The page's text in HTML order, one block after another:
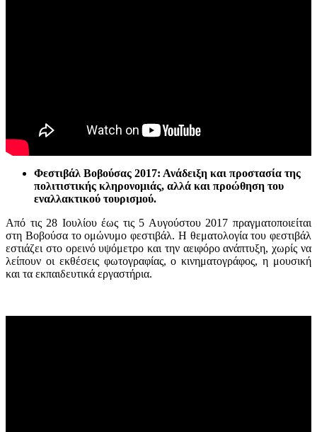
Φεστιβάλ Βοβούσας 2017: Ανάδειξη και προστασία της
πολιτιστικής κληρονομιάς, αλλά και προώθηση του
εναλλακτικού τουρισμού.
Από τις 28 Ιουλίου έως τις 5 Αυγούστου 2017 πραγματοποιείται
στη Βοβούσα το ομώνυμο φεστιβάλ. Η θεματολογία του φεστιβάλ
εστιάζει στο ορεινό υψόμετρο και την αειφόρο ανάπτυξη, χωρίς να
λείπουν οι εκθέσεις φωτογραφίας, ο κινηματογράφος, η μουσική
και τα εκπαιδευτικά εργαστήρια.